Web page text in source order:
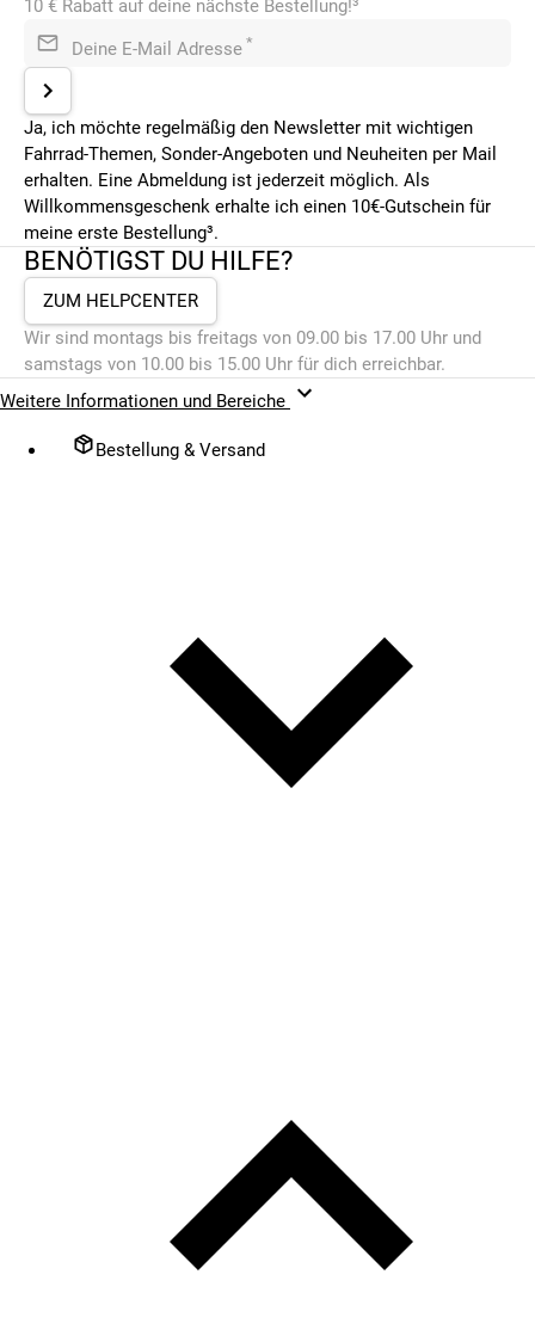
10 € Rabatt auf deine nächste Bestellung!³
Deine E-Mail Adresse *
Ja, ich möchte regelmäßig den Newsletter mit wichtigen
Fahrrad-Themen, Sonder-Angeboten und Neuheiten per Mail
erhalten. Eine Abmeldung ist jederzeit möglich. Als
Willkommensgeschenk erhalte ich einen 10€-Gutschein für
meine erste Bestellung³.
BENÖTIGST DU HILFE?
ZUM HELPCENTER
Wir sind montags bis freitags von 09.00 bis 17.00 Uhr und
samstags von 10.00 bis 15.00 Uhr für dich erreichbar.
Weitere Informationen und Bereiche
Bestellung & Versand